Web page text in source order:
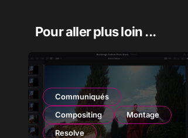
Pour aller plus loin ...
Communiqués
Compositing
Montage
Resolve